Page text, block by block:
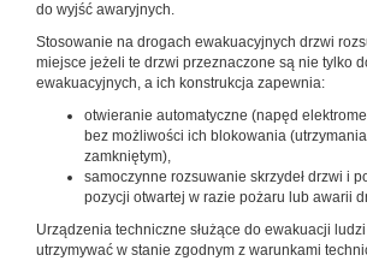
do wyjść awaryjnych.
Stosowanie na drogach ewakuacyjnych drzwi
miejsce jeżeli te drzwi przeznaczone są nie tylko
ewakuacyjnych, a ich konstrukcja zapewnia:
otwieranie automatyczne (napęd
bez możliwości ich blokowania
zamkniętym),
samoczynne rozsuwanie skrzydeł drzwi i
pozycji otwartej w razie pożaru lub awarii
Urządzenia techniczne służące do ewakuacji
utrzymywać w stanie zgodnym z warunkami